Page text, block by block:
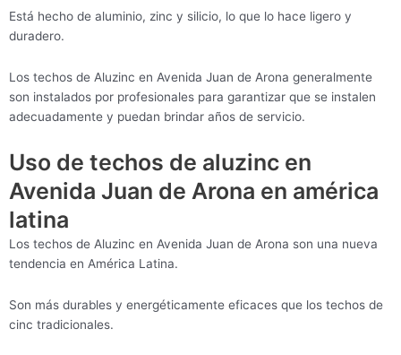
Está hecho de aluminio, zinc y silicio, lo que lo hace ligero y
duradero.
Los techos de Aluzinc en Avenida Juan de Arona generalmente
son instalados por profesionales para garantizar que se instalen
adecuadamente y puedan brindar años de servicio.
Uso de techos de aluzinc en
Avenida Juan de Arona en américa
latina
Los techos de Aluzinc en Avenida Juan de Arona son una nueva
tendencia en América Latina.
Son más durables y energéticamente eficaces que los techos de
cinc tradicionales.